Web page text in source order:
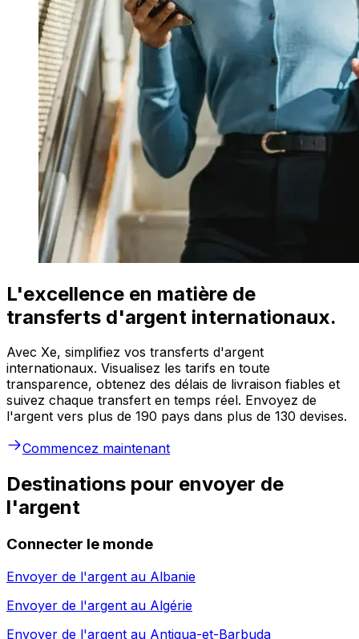
L'excellence en matière de
transferts d'argent internationaux.
Avec Xe, simplifiez vos transferts d'argent
internationaux. Visualisez les tarifs en toute
transparence, obtenez des délais de livraison fiables et
suivez chaque transfert en temps réel. Envoyez de
l'argent vers plus de 190 pays dans plus de 130 devises.
Commencez maintenant
Destinations pour envoyer de
l'argent
Connecter le monde
Envoyer de l'argent au Albanie
Envoyer de l'argent au Algérie
Envoyer de l'argent au Antigua-et-Barbuda